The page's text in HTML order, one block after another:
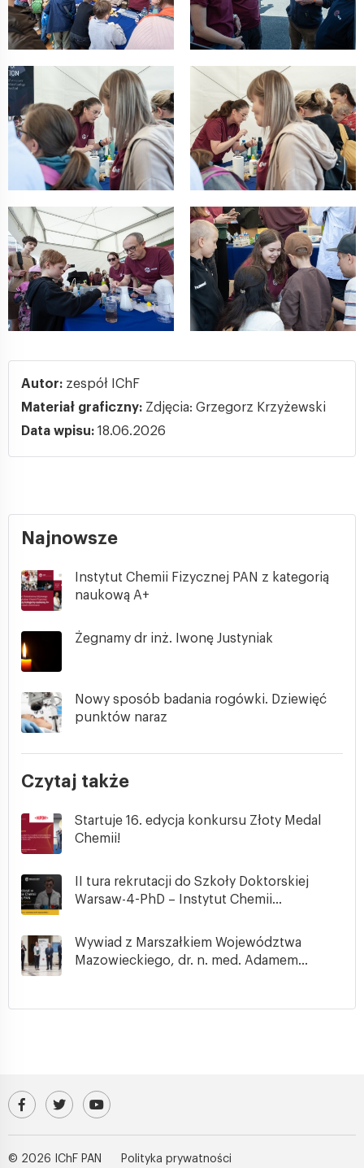
Autor: zespół IChF
Materiał graficzny: Zdjęcia: Grzegorz Krzyżewski
Data wpisu: 18.06.2026
Najnowsze
Instytut Chemii Fizycznej PAN z kategorią
naukową A+
Żegnamy dr inż. Iwonę Justyniak
Nowy sposób badania rogówki. Dziewięć
punktów naraz
Czytaj także
Startuje 16. edycja konkursu Złoty Medal
Chemii!
II tura rekrutacji do Szkoły Doktorskiej
Warsaw-4-PhD – Instytut Chemii...
Wywiad z Marszałkiem Województwa
Mazowieckiego, dr. n. med. Adamem...
Odwiedź nasz profil na Facebooku
Profil IChF PAN na platformie X (Twitter)
Kanał IChF PAN w serwisie YouTube
© 2026 IChF PAN Polityka prywatności